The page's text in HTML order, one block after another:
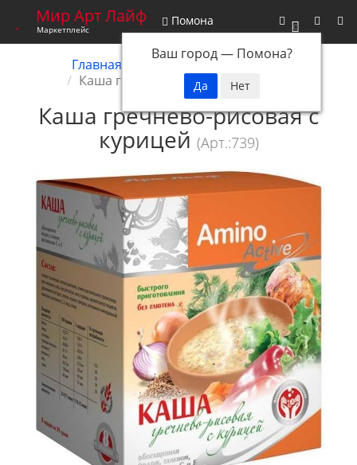
0
Мир Арт Лайф
Маркетплейс
Помона
Ваш город — Помона?
Главная
Снятые с производства
Каша гречнево-рисовая с курицей
Каша гречнево-рисовая с
курицей (Арт.:739)